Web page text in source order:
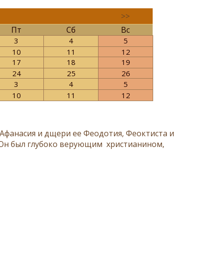
>>
Пт Сб Вс
3 4
5
10 11
12
17 18
19
24 25
26
3 4
5
10 11 12
и дщери ее Феодотия, Феоктиста и
Он был глубоко верующим христианином,